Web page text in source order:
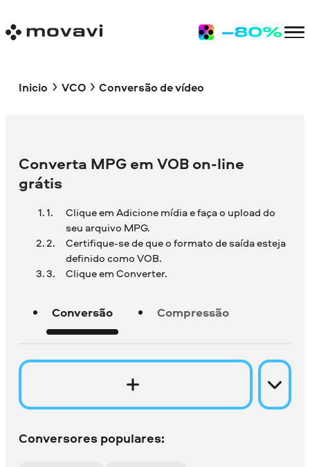
Inicio VCO Conversão de vídeo
Converta MPG em VOB on-line
grátis
Clique em Adicione mídia e faça o upload do
seu arquivo MPG.
Certifique-se de que o formato de saída esteja
definido como VOB.
Clique em Converter.
Conversão Compressão
Conversores populares: